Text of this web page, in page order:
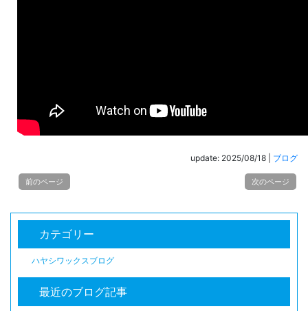
update: 2025/08/18 ブログ
前のページ 次のページ
カテゴリー
ハヤシワックスブログ
最近のブログ記事